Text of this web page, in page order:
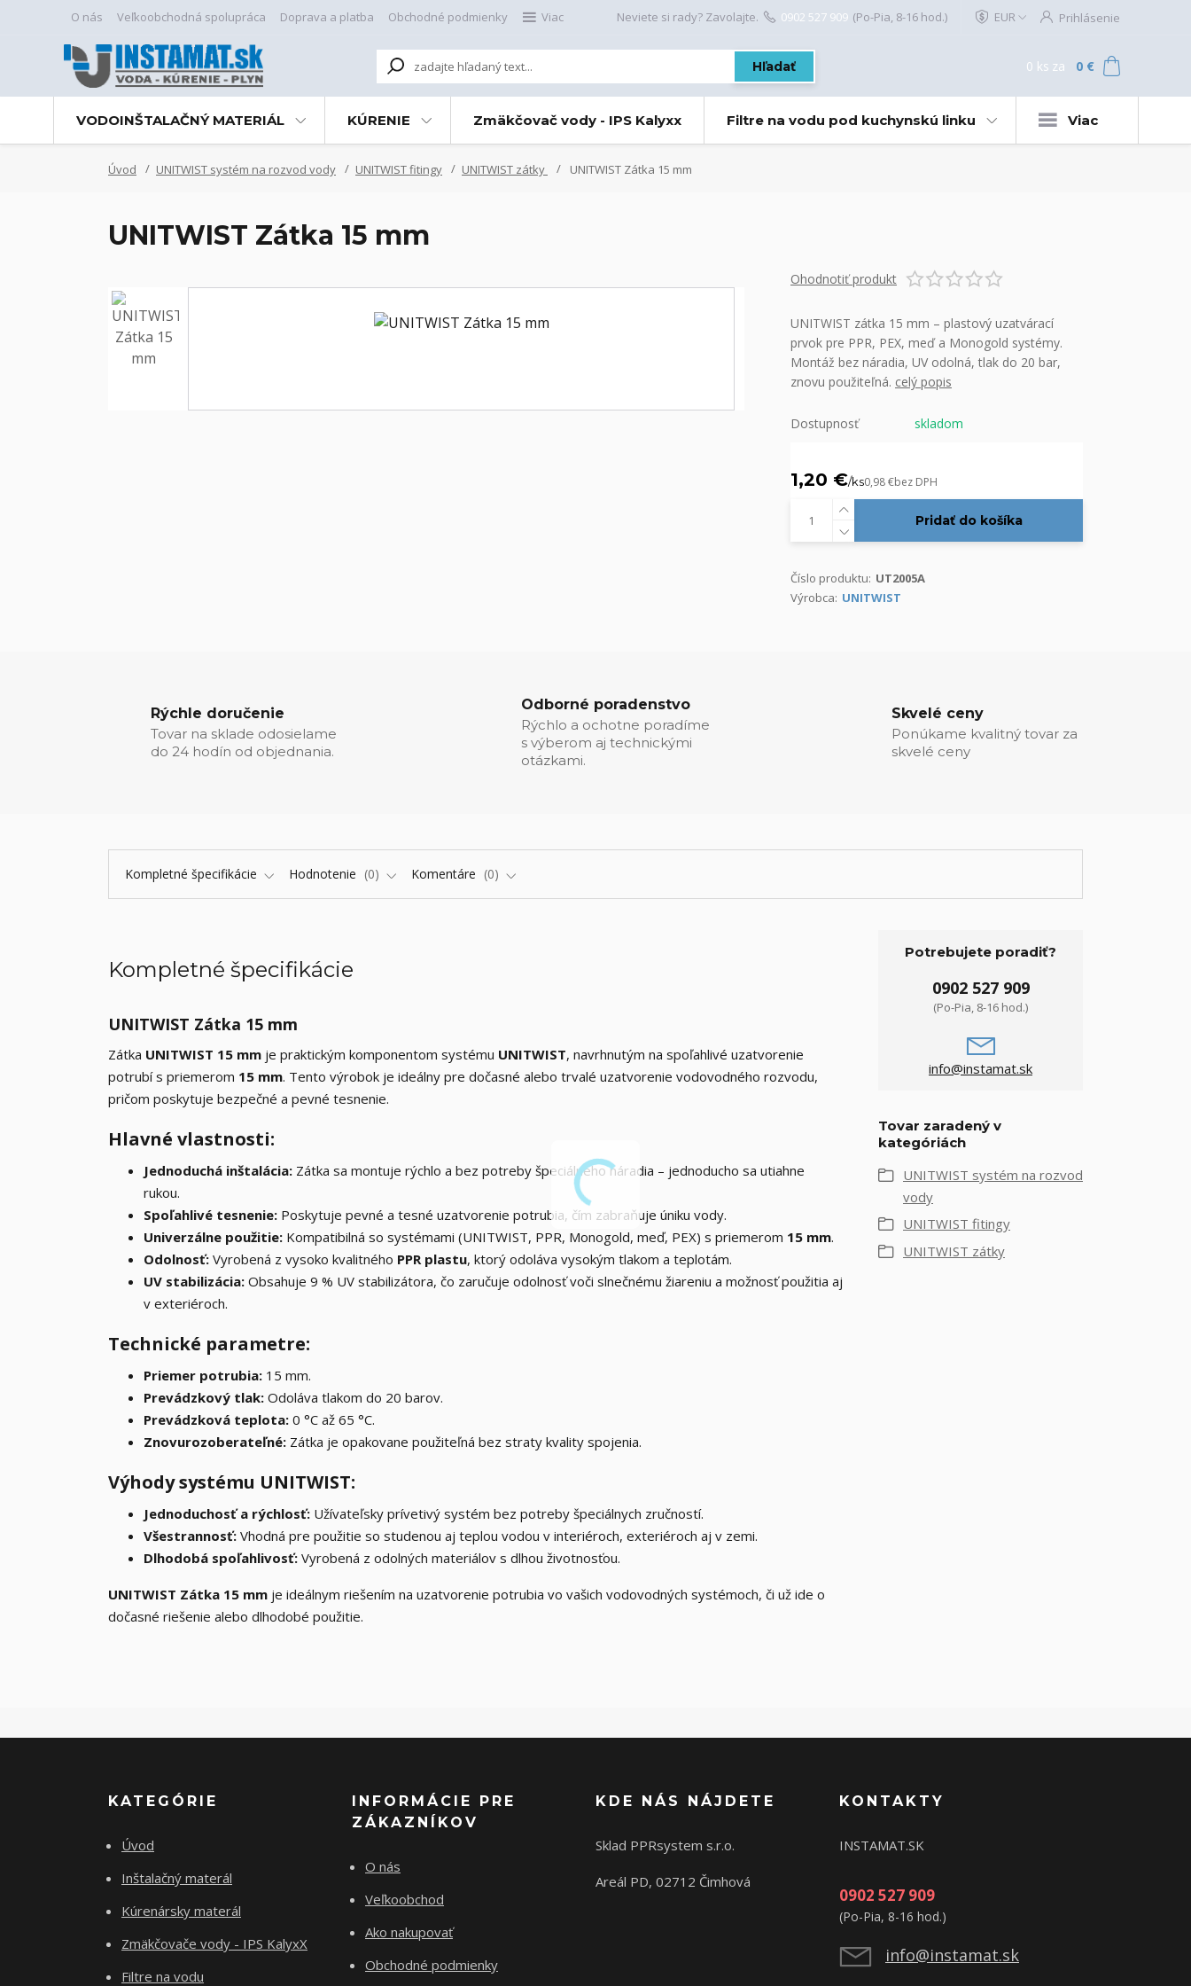
O nás Veľkoobchodná spolupráca Doprava a platba Obchodné podmienky Viac EUR Prihlásenie
Hľadať
Neviete si rady? Zavolajte. 0902 527 909 (Po-Pia, 8-16 hod.)
0 ks za 0 €
VODOINŠTALAČNÝ MATERIÁL KÚRENIE Zmäkčovač vody - IPS Kalyxx Filtre na vodu pod kuchynskú linku Viac
Úvod UNITWIST systém na rozvod vody UNITWIST fitingy UNITWIST zátky UNITWIST Zátka 15 mm
UNITWIST Zátka 15 mm
Ohodnotiť produkt
UNITWIST zátka 15 mm – plastový uzatvárací
prvok pre PPR, PEX, meď a Monogold systémy.
Montáž bez náradia, UV odolná, tlak do 20 bar,
znovu použiteľná. celý popis
Dostupnosť skladom
1,20 €/ks0,98 €bez DPH
Pridať do košíka
Číslo produktu: UT2005A
Výrobca: UNITWIST
Rýchle doručenie
Tovar na sklade odosielame
do 24 hodín od objednania.
Odborné poradenstvo
Rýchlo a ochotne poradíme
s výberom aj technickými
otázkami.
Skvelé ceny
Ponúkame kvalitný tovar za
skvelé ceny
Kompletné špecifikácie Hodnotenie 0 Komentáre 0
Kompletné špecifikácie
UNITWIST Zátka 15 mm
Zátka UNITWIST 15 mm je praktickým komponentom systému UNITWIST, navrhnutým na spoľahlivé uzatvorenie
potrubí s priemerom 15 mm. Tento výrobok je ideálny pre dočasné alebo trvalé uzatvorenie vodovodného rozvodu,
pričom poskytuje bezpečné a pevné tesnenie.
Hlavné vlastnosti:
Jednoduchá inštalácia: Zátka sa montuje rýchlo a bez potreby špeciálneho náradia – jednoducho sa utiahne
rukou.
Spoľahlivé tesnenie: Poskytuje pevné a tesné uzatvorenie potrubia, čím zabraňuje úniku vody.
Univerzálne použitie: Kompatibilná so systémami (UNITWIST, PPR, Monogold, meď, PEX) s priemerom 15 mm.
Odolnosť: Vyrobená z vysoko kvalitného PPR plastu, ktorý odoláva vysokým tlakom a teplotám.
UV stabilizácia: Obsahuje 9 % UV stabilizátora, čo zaručuje odolnosť voči slnečnému žiareniu a možnosť použitia aj
v exteriéroch.
Technické parametre:
Priemer potrubia: 15 mm.
Prevádzkový tlak: Odoláva tlakom do 20 barov.
Prevádzková teplota: 0 °C až 65 °C.
Znovurozoberateľné: Zátka je opakovane použiteľná bez straty kvality spojenia.
Výhody systému UNITWIST:
Jednoduchosť a rýchlosť: Užívateľsky prívetivý systém bez potreby špeciálnych zručností.
Všestrannosť: Vhodná pre použitie so studenou aj teplou vodou v interiéroch, exteriéroch aj v zemi.
Dlhodobá spoľahlivosť: Vyrobená z odolných materiálov s dlhou životnosťou.
UNITWIST Zátka 15 mm je ideálnym riešením na uzatvorenie potrubia vo vašich vodovodných systémoch, či už ide o
dočasné riešenie alebo dlhodobé použitie.
Potrebujete poradiť?
0902 527 909
(Po-Pia, 8-16 hod.)
info@instamat.sk
Tovar zaradený v
kategóriách
UNITWIST systém na rozvod
vody
UNITWIST fitingy
UNITWIST zátky
KATEGÓRIE
Úvod
Inštalačný materál
Kúrenársky materál
Zmäkčovače vody - IPS KalyxX
Filtre na vodu
INFORMÁCIE PRE
ZÁKAZNÍKOV
O nás
Veľkoobchod
Ako nakupovať
Obchodné podmienky
KDE NÁS NÁJDETE
Sklad PPRsystem s.r.o.
Areál PD, 02712 Čimhová
KONTAKTY
INSTAMAT.SK
0902 527 909
(Po-Pia, 8-16 hod.)
info@instamat.sk